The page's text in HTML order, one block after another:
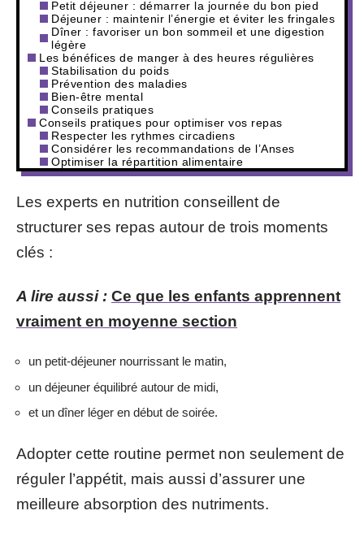
Petit déjeuner : démarrer la journée du bon pied
Déjeuner : maintenir l’énergie et éviter les fringales
Dîner : favoriser un bon sommeil et une digestion
légère
Les bénéfices de manger à des heures régulières
Stabilisation du poids
Prévention des maladies
Bien-être mental
Conseils pratiques
Conseils pratiques pour optimiser vos repas
Respecter les rythmes circadiens
Considérer les recommandations de l’Anses
Optimiser la répartition alimentaire
Les experts en nutrition conseillent de
structurer ses repas autour de trois moments
clés :
A lire aussi : Ce que les enfants apprennent
vraiment en moyenne section
un petit-déjeuner nourrissant le matin,
un déjeuner équilibré autour de midi,
et un dîner léger en début de soirée.
Adopter cette routine permet non seulement de
réguler l’appétit, mais aussi d’assurer une
meilleure absorption des nutriments.